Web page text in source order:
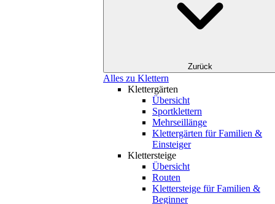
Zurück
Alles zu Klettern
Klettergärten
Übersicht
Sportklettern
Mehrseillänge
Klettergärten für Familien &
Einsteiger
Klettersteige
Übersicht
Routen
Klettersteige für Familien &
Beginner